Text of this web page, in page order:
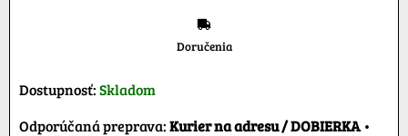
Doručenia
Dostupnosť:Skladom
Kurier na adresu / DOBIERKA•